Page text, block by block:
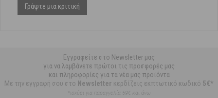
Γράψτε μια κριτική
Εγγραφείτε στο Newsletter μας
για να λαμβάνετε πρώτοι τις προσφορές μας
και πληροφορίες για τα νέα μας προϊόντα
Με την εγγραφή σου στο Newsletter κερδίζεις εκπτωτικό κωδικό 5€*
*ισχύει για παραγγελία 59€ και άνω